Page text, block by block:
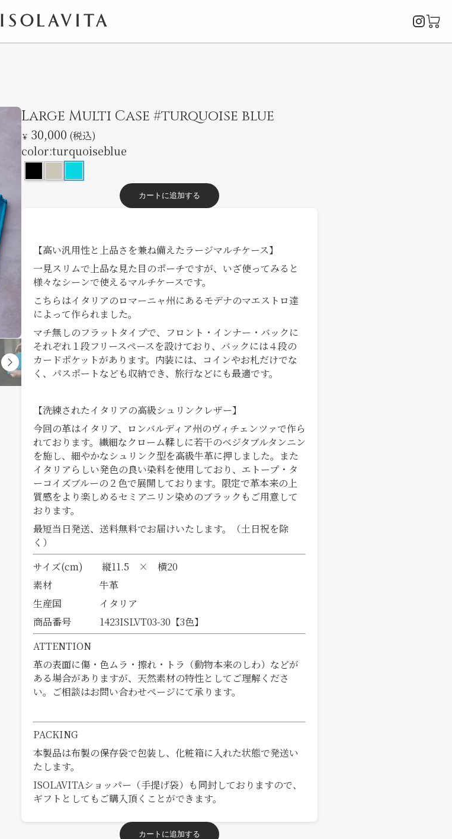
ISOLAVITA
カ
クリックで拡大 クリックで拡大
Large Multi Case #turquoise blue
￥ 30,000 (税込)
color:turquoiseblue
カートに追加する
【高い汎用性と上品さを兼ね備えたラージマルチケース】
一見スリムで上品な見た目のポーチですが、いざ使ってみると
様々なシーンで使えるマルチケースです。
こちらはイタリアのロマーニャ州にあるモデナのマエストロ達
によって作られました。
マチ無しのフラットタイプで、フロント・インナー・バックに
それぞれ１段フリースペースを設けており、バックには４段の
カードポケットがあります。内装には、コインやお札だけでな
く、パスポートなども収納でき、旅行などにも最適です。
【洗練されたイタリアの高級シュリンクレザー】
今回の革はイタリア、ロンバルディア州のヴィチェンツァで作ら
れております。繊細なクローム鞣しに若干のベジタブルタンニン
を施し、細やかなシュリンク型を高級牛革に押しました。また
イタリアらしい発色の良い染料を使用しており、エトープ・タ
ーコイズブルーの２色で展開しております。限定で革本来の上
質感をより楽しめるセミアニリン染めのブラックもご用意して
おります。
最短当日発送、送料無料でお届けいたします。（土日祝を除
く）
サイズ(cm) 縦11.5 × 横20
素材 牛革
生産国 イタリア
商品番号 1423ISLVT03-30【3色】
ATTENTION
革の表面に傷・色ムラ・擦れ・トラ（動物本来のしわ）などが
ある場合がありますが、天然素材の特性としてご理解くださ
い。ご相談はお問い合わせページにて承ります。
PACKING
本製品は布製の保存袋で包装し、化粧箱に入れた状態で発送い
たします。
ISOLAVITAショッパー（手提げ袋）も同封しておりますので、
ギフトとしてもご購入頂くことができます。
カートに追加する